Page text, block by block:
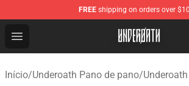
FREE shipping on orders over
Open menu
Underoath Store - Official Underoath
Início/Underoath Pano de pano/